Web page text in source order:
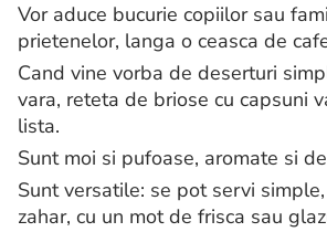
Vor aduce bucurie copiilor sau
prietenelor, langa o ceasca de
Cand vine vorba de deserturi
vara, reteta de briose cu capsuni
lista.
Sunt moi si pufoase, aromate si
Sunt versatile: se pot servi
zahar, cu un mot de frisca sau